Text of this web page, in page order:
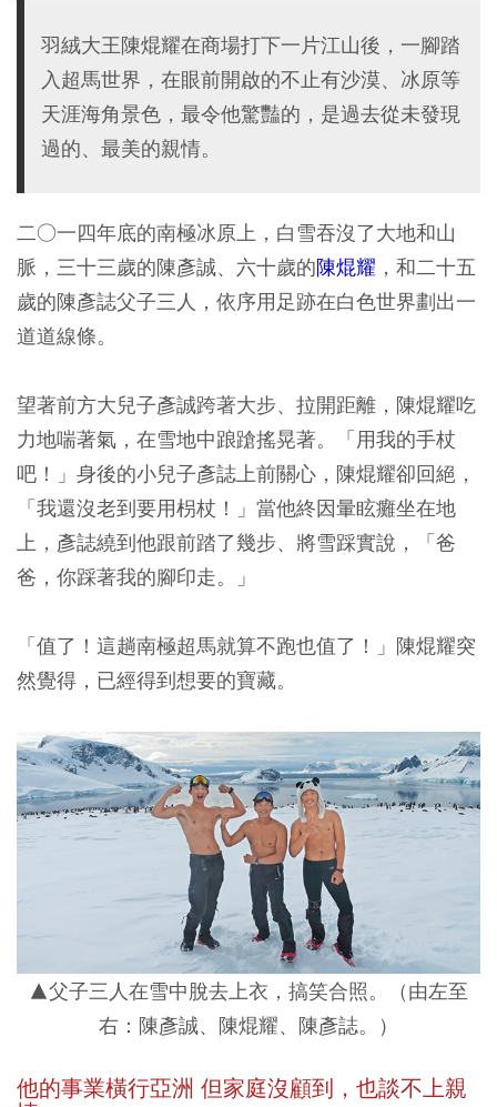
羽絨大王陳焜耀在商場打下一片江山後，一腳踏
入超馬世界，在眼前開啟的不止有沙漠、冰原等
天涯海角景色，最令他驚豔的，是過去從未發現
過的、最美的親情。
二○一四年底的南極冰原上，白雪吞沒了大地和山
脈，三十三歲的陳彥誠、六十歲的陳焜耀 ，和二十五
歲的陳彥誌父子三人，依序用足跡在白色世界劃出一
道道線條。
望著前方大兒子彥誠跨著大步、拉開距離，陳焜耀吃
力地喘著氣，在雪地中踉蹌搖晃著。「用我的手杖
吧！」身後的小兒子彥誌上前關心，陳焜耀卻回絕，
「我還沒老到要用枴杖！」當他終因暈眩癱坐在地
上，彥誌繞到他跟前踏了幾步、將雪踩實說，「爸
爸，你踩著我的腳印走。」
「值了！這趟南極超馬就算不跑也值了！」陳焜耀突
然覺得，已經得到想要的寶藏。
▲父子三人在雪中脫去上衣，搞笑合照。（由左至
右：陳彥誠、陳焜耀、陳彥誌。）
他的事業橫行亞洲 但家庭沒顧到，也談不上親